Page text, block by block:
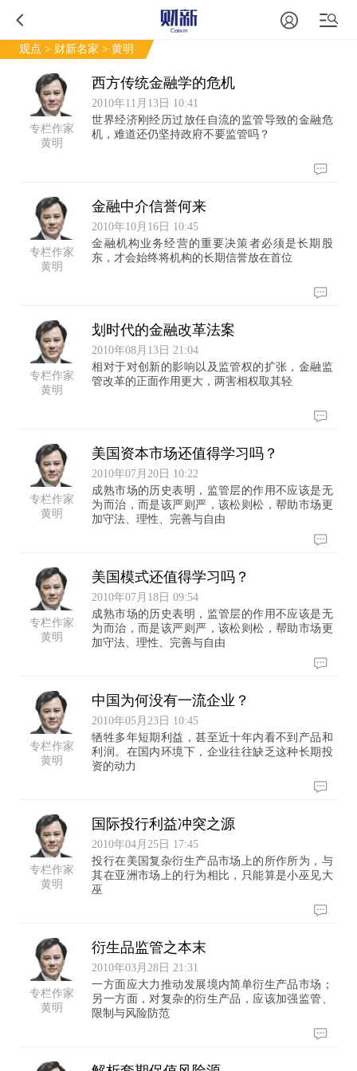
观点 > 财新名家 > 黄明
专栏作家
黄明
西方传统金融学的危机
2010年11月13日 10:41
世界经济刚经历过放任自流的监管导致的金融危
机，难道还仍坚持政府不要监管吗？
专栏作家
黄明
金融中介信誉何来
2010年10月16日 10:45
金融机构业务经营的重要决策者必须是长期股
东，才会始终将机构的长期信誉放在首位
专栏作家
黄明
划时代的金融改革法案
2010年08月13日 21:04
相对于对创新的影响以及监管权的扩张，金融监
管改革的正面作用更大，两害相权取其轻
专栏作家
黄明
美国资本市场还值得学习吗？
2010年07月20日 10:22
成熟市场的历史表明，监管层的作用不应该是无
为而治，而是该严则严，该松则松，帮助市场更
加守法、理性、完善与自由
专栏作家
黄明
美国模式还值得学习吗？
2010年07月18日 09:54
成熟市场的历史表明，监管层的作用不应该是无
为而治，而是该严则严，该松则松，帮助市场更
加守法、理性、完善与自由
专栏作家
黄明
中国为何没有一流企业？
2010年05月23日 10:45
牺牲多年短期利益，甚至近十年内看不到产品和
利润。在国内环境下，企业往往缺乏这种长期投
资的动力
专栏作家
黄明
国际投行利益冲突之源
2010年04月25日 17:45
投行在美国复杂衍生产品市场上的所作所为，与
其在亚洲市场上的行为相比，只能算是小巫见大
巫
专栏作家
黄明
衍生品监管之本末
2010年03月28日 21:31
一方面应大力推动发展境内简单衍生产品市场；
另一方面，对复杂的衍生产品，应该加强监管、
限制与风险防范